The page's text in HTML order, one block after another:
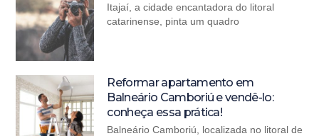
Itajaí, a cidade encantadora do litoral
catarinense, pinta um quadro
Reformar apartamento em
Balneário Camboriú e vendê-lo:
conheça essa prática!
Balneário Camboriú, localizada no litoral de